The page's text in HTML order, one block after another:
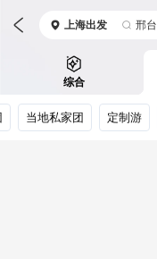
上海出发 邢台
综合
当地私家团 定制游